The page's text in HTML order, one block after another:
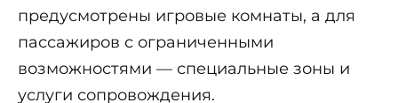
предусмотрены игровые комнаты, а для
пассажиров с ограниченными
возможностями — специальные зоны и
услуги сопровождения.